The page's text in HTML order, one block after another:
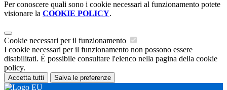
Per conoscere quali sono i cookie necessari al funzionamento potete
visionare la COOKIE POLICY.
Cookie necessari per il funzionamento
I cookie necessari per il funzionamento non possono essere
disabilitati. È possibile consultare l'elenco nella pagina della cookie
policy.
Accetta tutti Salva le preferenze